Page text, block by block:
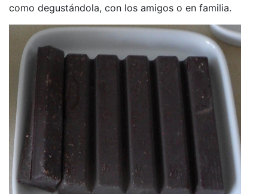
como degustándola, con los amigos o en familia.